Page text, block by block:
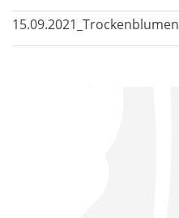
15.09.2021_Trockenblumen